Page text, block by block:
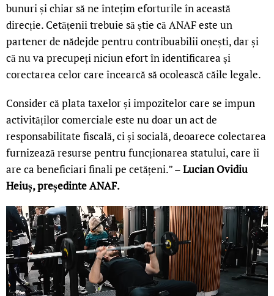
bunuri și chiar să ne întețim eforturile în această
direcție. Cetățenii trebuie să știe că ANAF este un
partener de nădejde pentru contribuabilii onești, dar și
că nu va precupeți niciun efort în identificarea și
corectarea celor care încearcă să ocolească căile legale.
Consider că plata taxelor și impozitelor care se impun
activităților comerciale este nu doar un act de
responsabilitate fiscală, ci și socială, deoarece colectarea
furnizează resurse pentru funcționarea statului, care îi
are ca beneficiari finali pe cetățeni.” –Lucian Ovidiu
Heiuș, președinte ANAF.